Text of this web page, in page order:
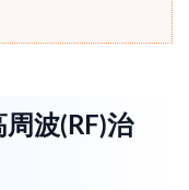
波(RF)治